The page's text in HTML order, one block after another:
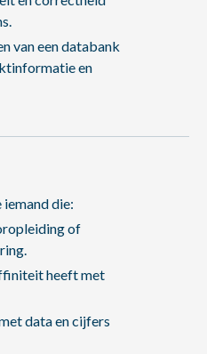
van een databank
en
die:
of
heeft met
data en cijfers